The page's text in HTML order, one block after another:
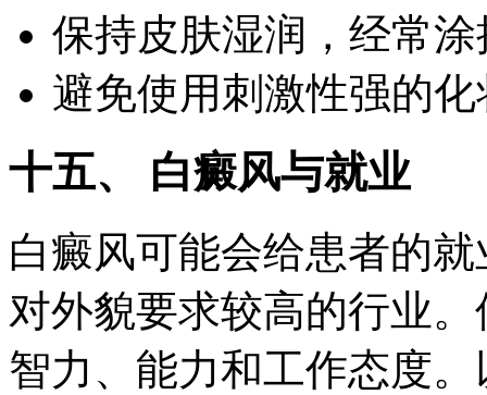
保持皮肤湿润，经常
避免使用刺激性强的
十五、 白癜风与就业
白癜风可能会给患者的
对外貌要求较高的行业
智力、能力和工作态度